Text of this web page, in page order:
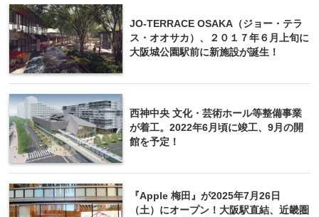
JO-TERRACE OSAKA（ジョー・テラ
ス・オオサカ）、２０１７年６月上旬に
大阪城公園駅前に新施設が誕生！
西神中央 文化・芸術ホール等整備事業
が着工。2022年6月頃に竣工、9月の開
館を予定！
『Apple 梅田』が2025年7月26日
（土）にオープン！大阪駅直結、近畿圏